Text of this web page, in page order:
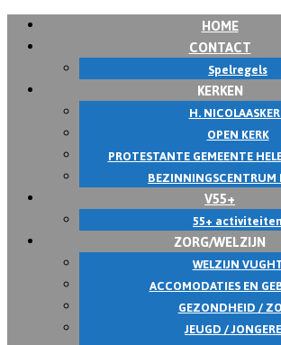
Skip
HOME
CONTACT
Spelregels
KERKEN
H.
OPEN KERK
PROTESTANTE GEMEENTE
BEZINNINGSCENTRUM
V55+
55+
ZORG/WELZIJN
WELZIJN
ACCOMODATIES EN
GEZONDHEID /
JEUGD /